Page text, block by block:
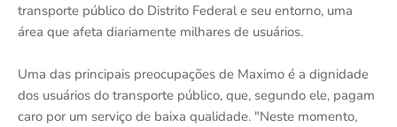
transporte público do Distrito Federal e seu entorno, uma
área que afeta diariamente milhares de usuários.
Uma das principais preocupações de Maximo é a dignidade
dos usuários do transporte público, que, segundo ele, pagam
caro por um serviço de baixa qualidade. "Neste momento,